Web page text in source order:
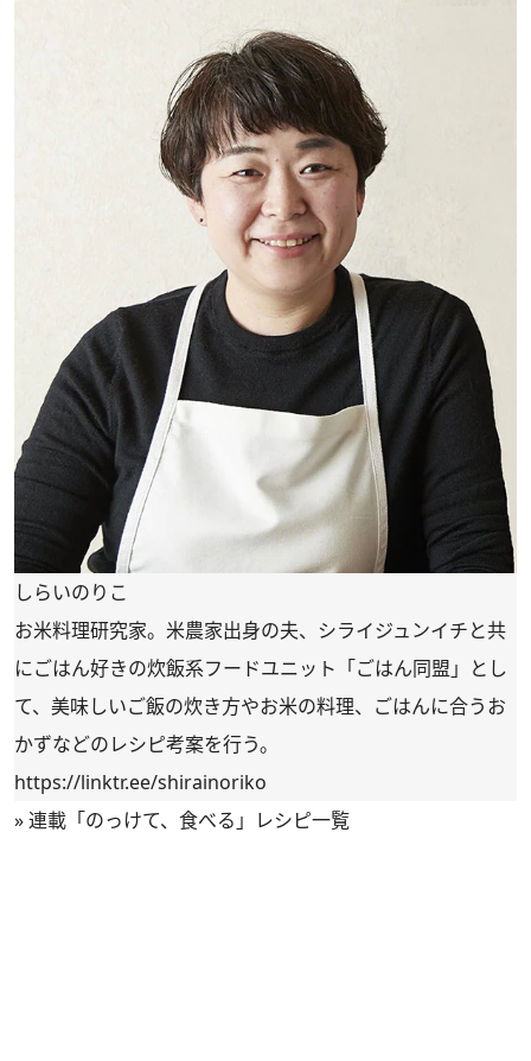
しらいのりこ
お米料理研究家。米農家出身の夫、シライジュンイチと共
にごはん好きの炊飯系フードユニット「ごはん同盟」とし
て、美味しいご飯の炊き方やお米の料理、ごはんに合うお
かずなどのレシピ考案を行う。
https://linktr.ee/shirainoriko
»連載「のっけて、食べる」レシピ一覧